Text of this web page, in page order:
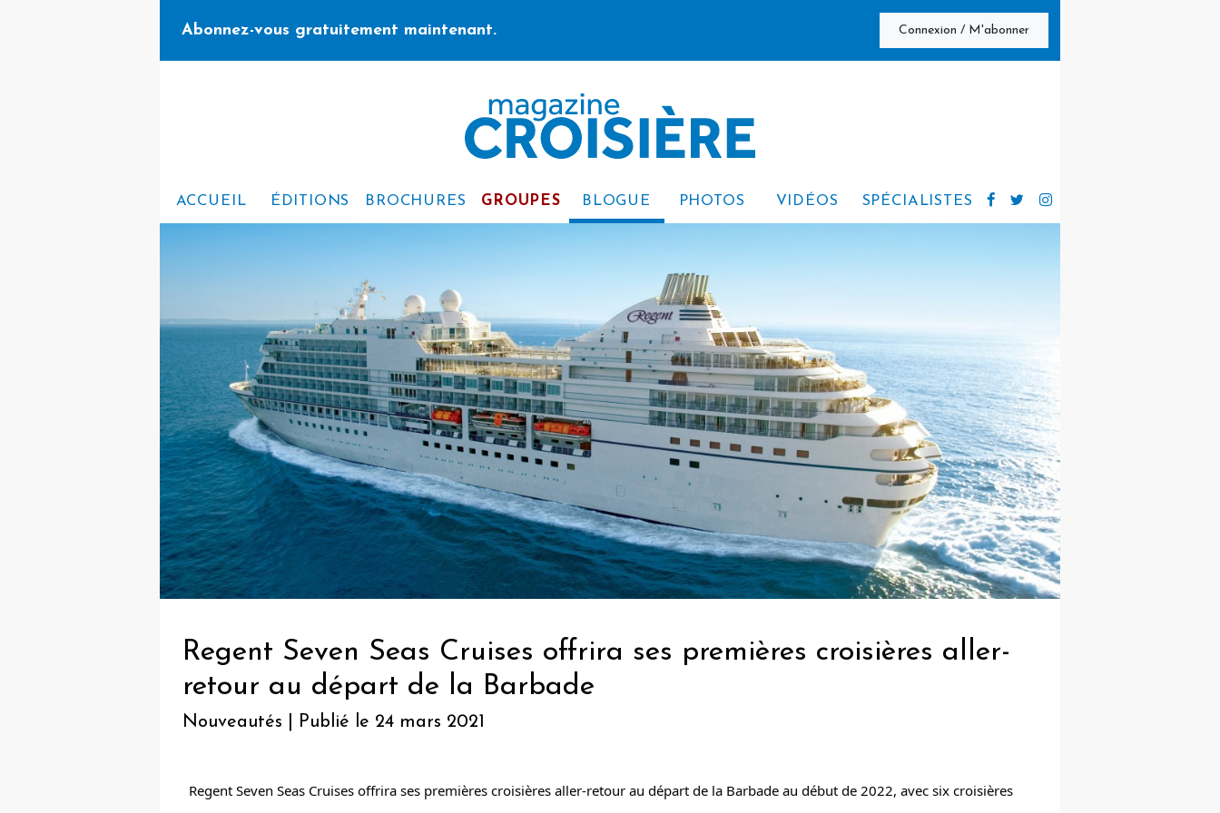
Abonnez-vous gratuitement maintenant. Connexion / M'abonner
ACCUEIL ÉDITIONS BROCHURES GROUPES BLOGUE PHOTOS VIDÉOS SPÉCIALISTES
Regent Seven Seas Cruises offrira ses premières croisières aller-
retour au départ de la Barbade
Nouveautés | Publié le 24 mars 2021
Regent Seven Seas Cruises offrira ses premières croisières aller-retour au départ de la Barbade au début de 2022, avec six croisières